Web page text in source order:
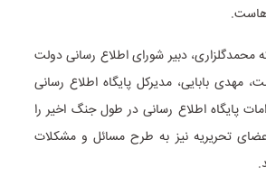
محمدگلزاری، دبیر شورای اطلاع رسانی دولت
مهدی بابایی، مدیرکل پایگاه اطلاع رسانی
پایگاه اطلاع رسانی در طول جنگ اخیر را
تحریریه نیز به طرح مسائل و مشکلات